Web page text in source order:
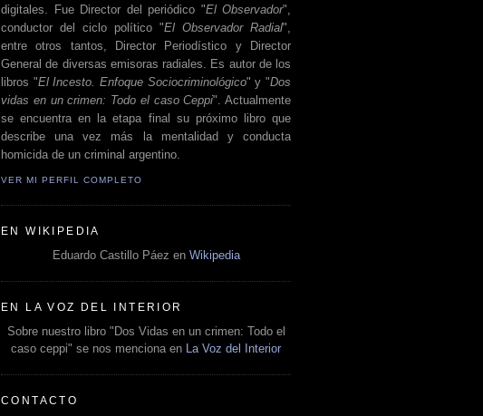
digitales. Fue Director del periódico "El Observador",
conductor del ciclo político "El Observador Radial",
entre otros tantos, Director Periodístico y Director
General de diversas emisoras radiales. Es autor de los
libros "El Incesto. Enfoque Sociocriminológico" y "Dos
vidas en un crimen: Todo el caso Ceppi". Actualmente
se encuentra en la etapa final su próximo libro que
describe una vez más la mentalidad y conducta
homicida de un criminal argentino.
VER MI PERFIL COMPLETO
EN WIKIPEDIA
Eduardo Castillo Páez en Wikipedia
EN LA VOZ DEL INTERIOR
Sobre nuestro libro "Dos Vidas en un crimen: Todo el
caso ceppi" se nos menciona en
La Voz del Interior
CONTACTO